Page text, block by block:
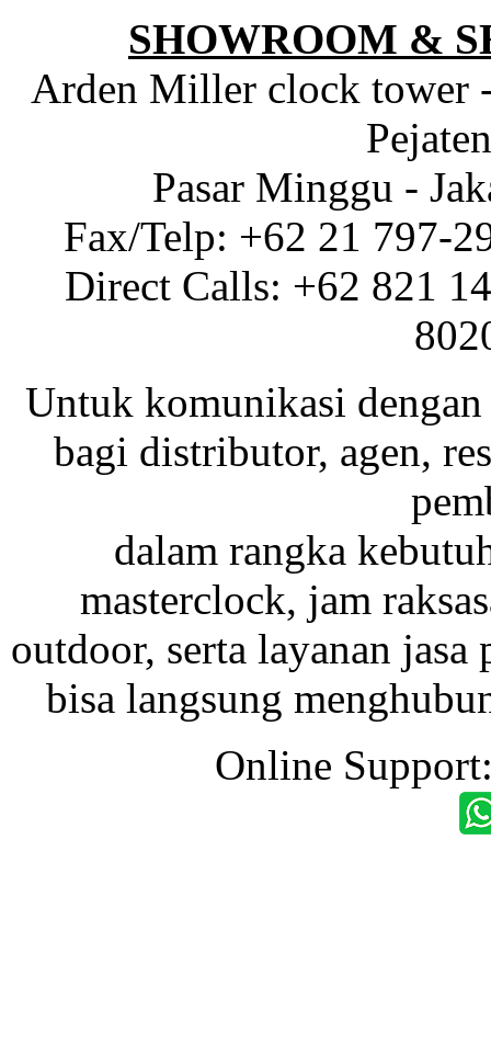
SHOWROOM &
Arden Miller clock tower
Pasar Minggu -
Fax/Telp: +62 21 797-
Direct Calls: +62 821
Untuk komunikasi dengan
bagi distributor, agen,
dalam rangka
masterclock, jam
outdoor, serta layanan
bisa langsung
Online